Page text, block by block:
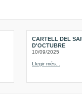
CARTELL DEL
D'OCTUBRE
10/09/2025
Llegir més...